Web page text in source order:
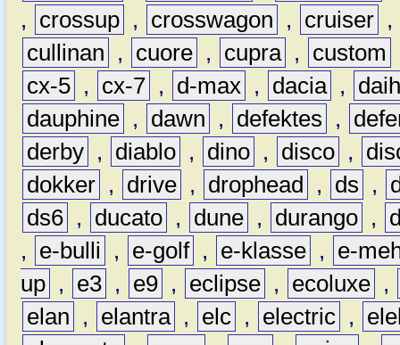
,
crossup , crosswagon , cruiser ,
cullinan
, cuore , cupra , custom
cx-5 , cx-7 , d-max , dacia ,
dauphine , dawn , defektes ,
derby , diablo , dino , disco ,
dokker , drive , drophead , ds ,
ds6 , ducato , dune , durango ,
,
e-bulli , e-golf , e-klasse ,
e-
up , e3 , e9 , eclipse , ecoluxe ,
elan
, elantra , elc , electric ,